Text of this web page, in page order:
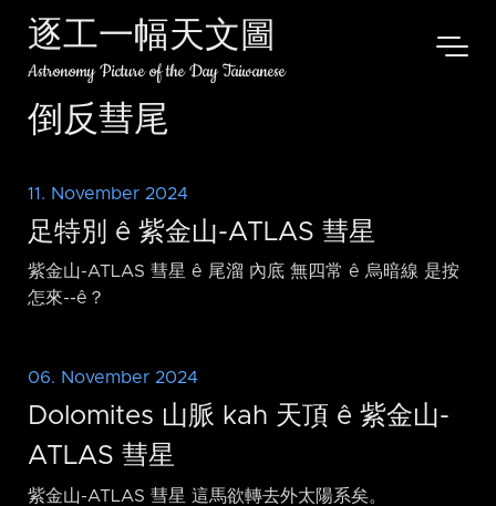
逐工一幅天文圖
Astronomy Picture of the Day Taiwanese
倒反彗尾
11. November 2024
足特別 ê 紫金山-ATLAS 彗星
紫金山-ATLAS 彗星 ê 尾溜 內底 無四常 ê 烏暗線 是按
怎來-⁠-ê？
06. November 2024
Dolomites 山脈 kah 天頂 ê 紫金山-
ATLAS 彗星
紫金山-ATLAS 彗星 這馬欲轉去外太陽系矣。